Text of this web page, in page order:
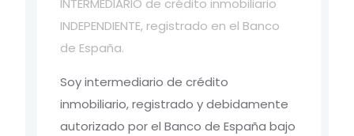
INTERMEDIARIO de crédito inmobiliario
INDEPENDIENTE, registrado en el Banco
de España.
Soy intermediario de crédito
inmobiliario, registrado y debidamente
autorizado por el Banco de España bajo